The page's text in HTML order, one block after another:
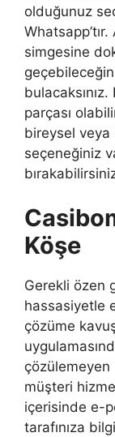
olduğunuz
simgesine
parçası
bireysel veya
seçeneğiniz
Köşe
Gerekli özen
hassasiyetle
çözüme
çözülemeyen
müşteri
içerisinde e-
tarafınıza